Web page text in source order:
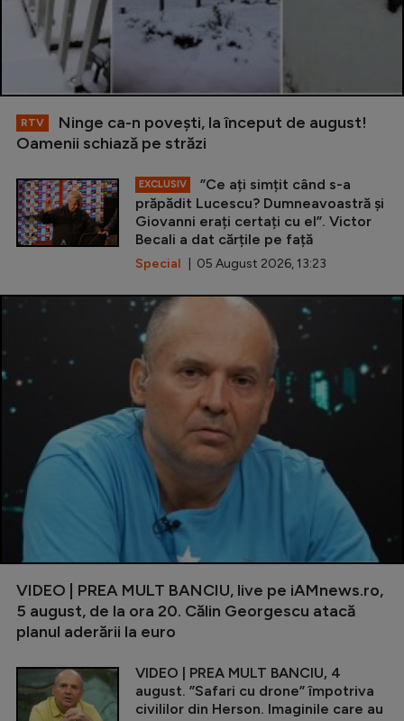
RTV
Ninge ca-n povești, la început de august!
Oamenii schiază pe străzi
EXCLUSIV
”Ce ați simțit când s-a
prăpădit Lucescu? Dumneavoastră și
Giovanni erați certați cu el”. Victor
Becali a dat cărțile pe față
Special | 05 August 2026, 13:23
VIDEO | PREA MULT BANCIU, live pe iAMnews.ro,
5 august, de la ora 20. Călin Georgescu atacă
planul aderării la euro
VIDEO | PREA MULT BANCIU, 4
august. ”Safari cu drone” împotriva
civililor din Herson. Imaginile care au